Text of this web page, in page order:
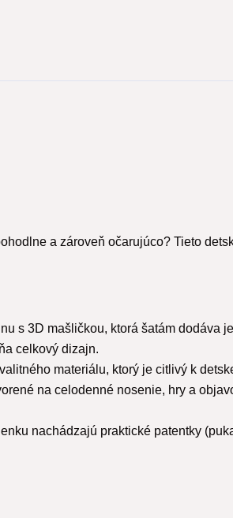
a zároveň očarujúco? Tieto
s 3D mašličkou, ktorá šatám dodáva
celkový dizajn.
materiálu, ktorý je citlivý k
na celodenné nosenie, hry a
nachádzajú praktické patentky